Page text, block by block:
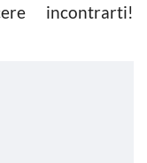
incontrarti!